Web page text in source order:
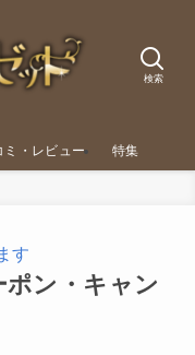
検索
ミ・レビュー 特集
す
ン・キャン